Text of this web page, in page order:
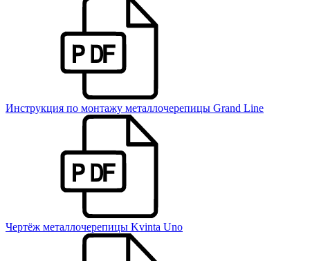
Инструкция по монтажу металлочерепицы Grand Line
Чертёж металлочерепицы Kvinta Uno